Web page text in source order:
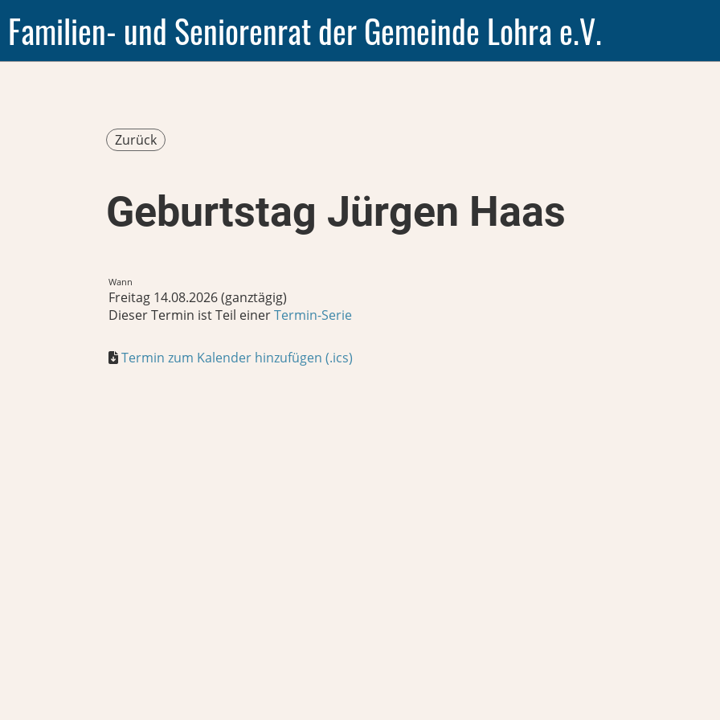
Familien- und Seniorenrat der Gemeinde Lohra e.V.
Zurück
Geburtstag Jürgen Haas
Wann
Freitag 14.08.2026 (ganztägig)
Dieser Termin ist Teil einerTermin-Serie
Termin zum Kalender hinzufügen (.ics)